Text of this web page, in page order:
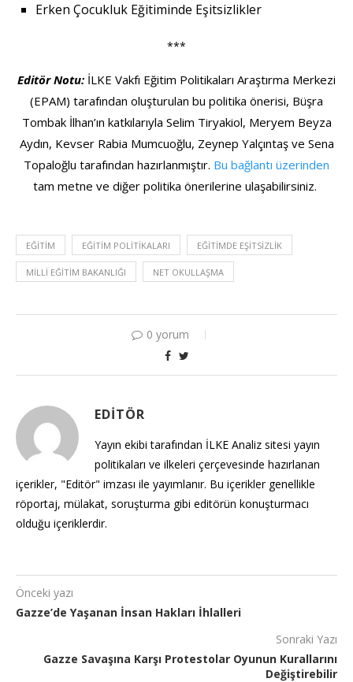
Erken Çocukluk Eğitiminde Eşitsizlikler
***
Editör Notu: İLKE Vakfı Eğitim Politikaları Araştırma Merkezi
(EPAM) tarafından oluşturulan bu politika önerisi, Büşra
Tombak İlhan’ın katkılarıyla Selim Tiryakiol, Meryem Beyza
Aydın, Kevser Rabia Mumcuoğlu, Zeynep Yalçıntaş ve Sena
Topaloğlu tarafından hazırlanmıştır. Bu bağlantı üzerinden
tam metne ve diğer politika önerilerine ulaşabilirsiniz.
EĞITIM EĞITIM POLITIKALARI EĞITIMDE EŞITSIZLIK
MILLI EĞITIM BAKANLIĞI NET OKULLAŞMA
0 yorum
EDITÖR
Yayın ekibi tarafından İLKE Analiz sitesi yayın
politikaları ve ilkeleri çerçevesinde hazırlanan
içerikler, "Editör" imzası ile yayımlanır. Bu içerikler genellikle
röportaj, mülakat, soruşturma gibi editörün konuşturmacı
olduğu içeriklerdir.
Önceki yazı
Gazze’de Yaşanan İnsan Hakları İhlalleri
Sonraki Yazı
Gazze Savaşına Karşı Protestolar Oyunun Kurallarını
Değiştirebilir